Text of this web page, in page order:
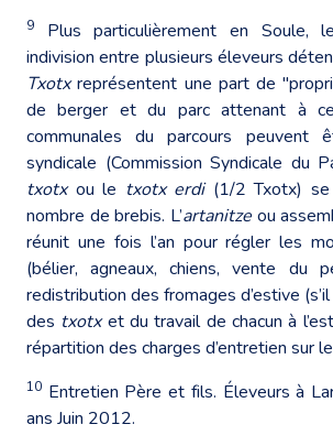
9 Plus particulièrement en Soule,
indivision entre plusieurs éleveurs
Txotxreprésentent une part de
de berger et du parc attenant à
communales du parcours peuvent
syndicale (Commission Syndicale du
txotx ou le txotx erdi(1/2 Txotx) se
nombre de brebis. L’artanitzeou
réunit une fois l’an pour régler les
(bélier, agneaux, chiens, vente du
redistribution des fromages d’estive
des txotxet du travail de chacun à
répartition des charges d’entretien sur
10 Entretien Père et fils. Éleveurs à
ans Juin 2012.